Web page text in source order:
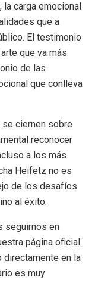
carga emocional
que a
El testimonio
que va más
de las
que conlleva
se ciernen sobre
reconocer
a los más
Heifetz no es
de los desafíos
al éxito.
seguirnos en
página oficial.
directamente en la
es muy